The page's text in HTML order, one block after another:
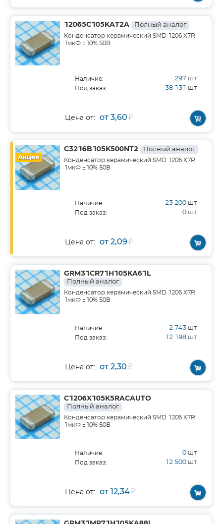
12065C105KAT2A Полный аналог
Конденсатор керамический SMD 1206 X7R
1мкФ ±10% 50В
Наличие: 297 шт
Под заказ: 38 131 шт
Цена от: от 3,60₽
Акция
C3216B105K500NT2 Полный аналог
Конденсатор керамический SMD 1206 X7R
1мкФ ±10% 50В
Наличие: 23 200 шт
Под заказ: 0 шт
Цена от: от 2,09₽
GRM31CR71H105KA61L
Полный аналог
Конденсатор керамический SMD 1206 X7R
1мкФ ±10% 50В
Наличие: 2 743 шт
Под заказ: 12 198 шт
Цена от: от 2,30₽
C1206X105K5RACAUTO
Полный аналог
Конденсатор керамический SMD 1206 X7R
1мкФ ±10% 50В
Наличие: 0 шт
Под заказ: 12 500 шт
Цена от: от 12,34₽